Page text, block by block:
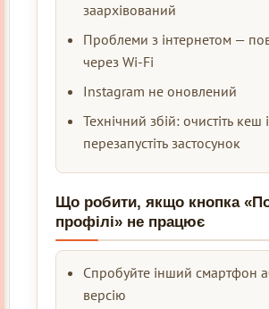
заархівований
Проблеми з інтернетом —
через Wi-Fi
Instagram не оновлений
Технічний збій: очистіть кеш і
перезапустіть застосунок
Що робити, якщо кнопка
профілі» не працює
Спробуйте інший смартфон
версію